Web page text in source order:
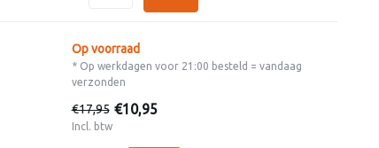
Op voorraad
* Op werkdagen voor 21:00 besteld = vandaag
verzonden
€17,95 €10,95
Incl. btw